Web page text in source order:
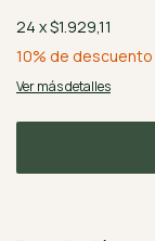
24 x$1.929,11
10% de descuento
Ver más detalles